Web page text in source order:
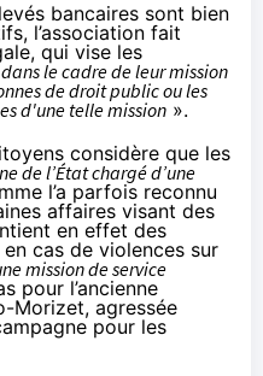
bancaires sont bien
l’association fait
qui vise les
le cadre de leur mission
de droit public ou les
d'une telle mission ».
considère que les
de l’État chargé d’une
l’a parfois reconnu
affaires visant des
en effet des
cas de violences sur
mission de service
pour l’ancienne
Morizet, agressée
pour les